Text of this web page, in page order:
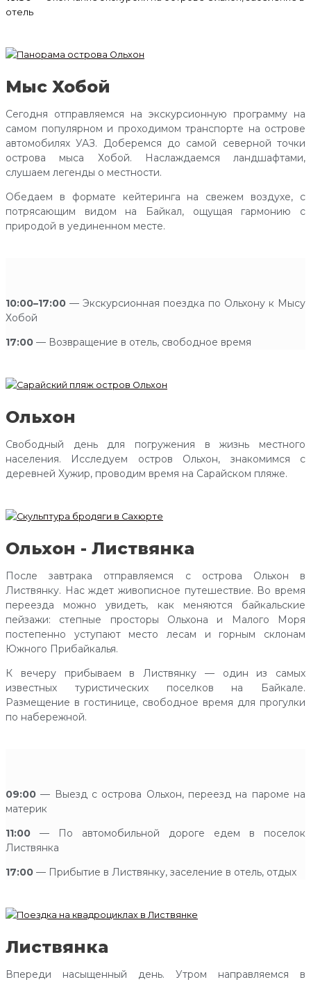
отель
Мыс Хобой
Сегодня отправляемся на экскурсионную программу на
самом популярном и проходимом транспорте на острове
автомобилях УАЗ. Доберемся до самой северной точки
острова мыса Хобой. Наслаждаемся ландшафтами,
слушаем легенды о местности.
Обедаем в формате кейтеринга на свежем воздухе, с
потрясающим видом на Байкал, ощущая гармонию с
природой в уединенном месте.
10:00–17:00 — Экскурсионная поездка по Ольхону к Мысу
Хобой
17:00 — Возвращение в отель, свободное время
Ольхон
Свободный день для погружения в жизнь местного
населения. Исследуем остров Ольхон, знакомимся с
деревней Хужир, проводим время на Сарайском пляже.
Ольхон - Листвянка
После завтрака отправляемся с острова Ольхон в
Листвянку. Нас ждет живописное путешествие. Во время
переезда можно увидеть, как меняются байкальские
пейзажи: степные просторы Ольхона и Малого Моря
постепенно уступают место лесам и горным склонам
Южного Прибайкалья.
К вечеру прибываем в Листвянку — один из самых
известных туристических поселков на Байкале.
Размещение в гостинице, свободное время для прогулки
по набережной.
09:00 — Выезд с острова Ольхон, переезд на пароме на
материк
11:00 — По автомобильной дороге едем в поселок
Листвянка
17:00 — Прибытие в Листвянку, заселение в отель, отдых
Листвянка
Впереди насыщенный день. Утром направляемся в